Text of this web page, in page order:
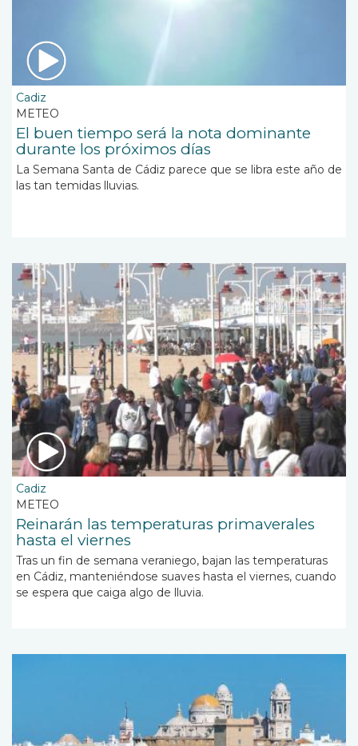
Cadiz
METEO
El buen tiempo será la nota dominante
durante los próximos días
La Semana Santa de Cádiz parece que se libra este año de
las tan temidas lluvias.
Cadiz
METEO
Reinarán las temperaturas primaverales
hasta el viernes
Tras un fin de semana veraniego, bajan las temperaturas
en Cádiz, manteniéndose suaves hasta el viernes, cuando
se espera que caiga algo de lluvia.